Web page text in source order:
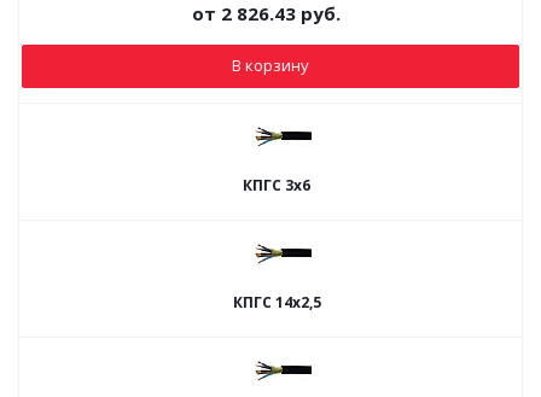
от 2 826.43 руб.
В корзину
КПГС 3х6
КПГС 14х2,5